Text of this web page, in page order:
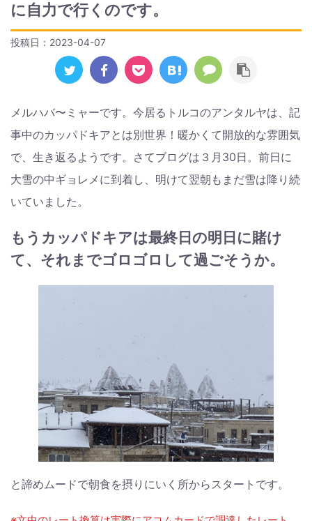
に自力で行くのです。
投稿日： 2023-04-07
メルハバ〜ミャーです。今居るトルコのアンタルヤは、記
事中のカッパドキアとは別世界！暖かくて開放的な雰囲気
で、生き返るようです。さてブログは３月30日。前日に
大雪の中ギョレメに到着し、明けて翌朝もまだ雪は降り続
いていました。
もうカッパドキアは最終日の明日に賭け
て、それまでゴロゴロして過ごそうか。
と諦めムードで朝食を摂りにいく所からスタートです。